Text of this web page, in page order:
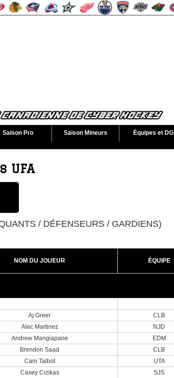
Saison Pro Saison Mineurs Équipes et DG
UFA
/ DÉFENSEURS / GARDIENS)
NOM DU JOUEUR ÉQUIPE
Aj Greer CLB
Alec Martinez
NJD
Andrew Mangiapane
EDM
Brendon Saad
CLB
Cam Talbot
UTA
Casey Cizikas
SJS